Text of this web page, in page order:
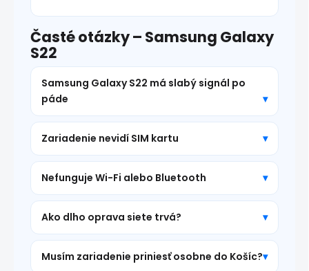
Časté otázky – Samsung Galaxy
S22
Samsung Galaxy S22 má slabý signál po
páde
Zariadenie nevidí SIM kartu
Nefunguje Wi-Fi alebo Bluetooth
Ako dlho oprava siete trvá?
Musím zariadenie priniesť osobne do Košíc?